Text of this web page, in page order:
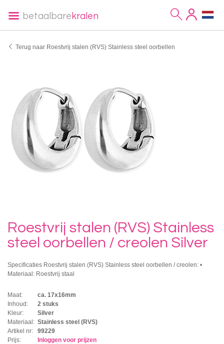
betaalbare kralen
Terug naar Roestvrij stalen (RVS) Stainless steel oorbellen
Roestvrij stalen (RVS) Stainless
steel oorbellen / creolen Silver
Specificaties Roestvrij stalen (RVS) Stainless steel oorbellen / creolen: •
Materiaal: Roestvrij staal
Maat:
ca. 17x16mm
Inhoud:
2 stuks
Kleur:
Silver
Materiaal: Stainless steel (RVS)
Artikel nr:
99229
Prijs:
Inloggen voor prijzen